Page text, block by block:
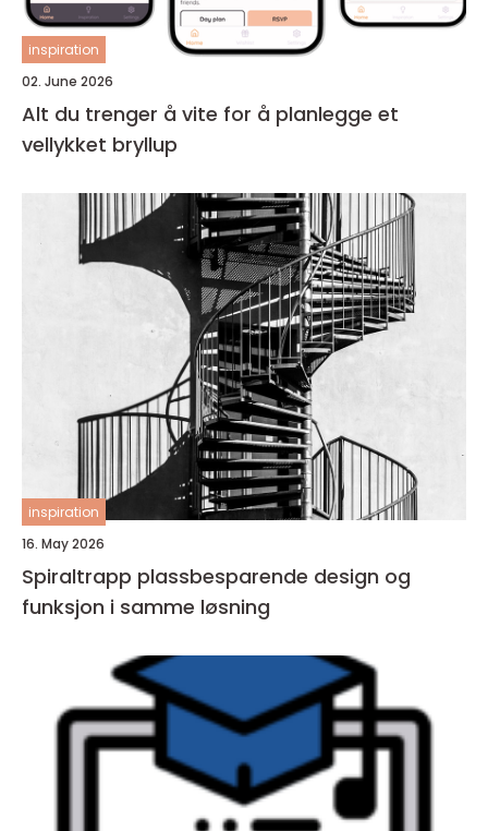
inspiration
02. June 2026
Alt du trenger å vite for å planlegge et
vellykket bryllup
inspiration
16. May 2026
Spiraltrapp plassbesparende design og
funksjon i samme løsning